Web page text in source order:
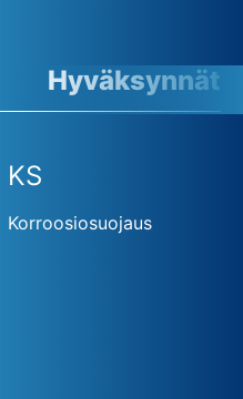
Hyväksynnät
KS
Korroosiosuojaus